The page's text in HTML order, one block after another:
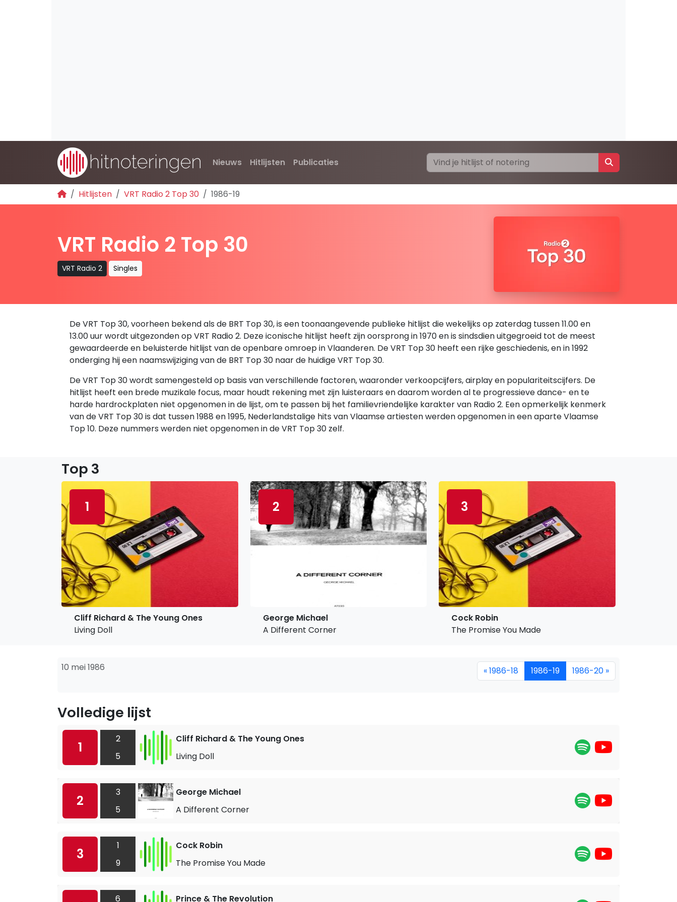
Nieuws Hitlijsten Publicaties
Hitlijsten VRT Radio 2 Top 30 1986-19
VRT Radio 2 Top 30
VRT Radio 2 Singles
De VRT Top 30, voorheen bekend als de BRT Top 30, is een toonaangevende publieke hitlijst die wekelijks op zaterdag tussen 11.00 en
13.00 uur wordt uitgezonden op VRT Radio 2. Deze iconische hitlijst heeft zijn oorsprong in 1970 en is sindsdien uitgegroeid tot de meest
gewaardeerde en beluisterde hitlijst van de openbare omroep in Vlaanderen. De VRT Top 30 heeft een rijke geschiedenis, en in 1992
onderging hij een naamswijziging van de BRT Top 30 naar de huidige VRT Top 30.
De VRT Top 30 wordt samengesteld op basis van verschillende factoren, waaronder verkoopcijfers, airplay en populariteitscijfers. De
hitlijst heeft een brede muzikale focus, maar houdt rekening met zijn luisteraars en daarom worden al te progressieve dance- en te
harde hardrockplaten niet opgenomen in de lijst, om te passen bij het familievriendelijke karakter van Radio 2. Een opmerkelijk kenmerk
van de VRT Top 30 is dat tussen 1988 en 1995, Nederlandstalige hits van Vlaamse artiesten werden opgenomen in een aparte Vlaamse
Top 10. Deze nummers werden niet opgenomen in de VRT Top 30 zelf.
Top 3
1
Cliff Richard & The Young Ones
Living Doll
2
George Michael
A Different Corner
3
Cock Robin
The Promise You Made
10 mei 1986 « 1986-18 1986-19 1986-20 »
Volledige lijst
1
2
5
Cliff Richard & The Young Ones
Living Doll
2
3
5
George Michael
A Different Corner
3
1
9
Cock Robin
The Promise You Made
6
Prince & The Revolution